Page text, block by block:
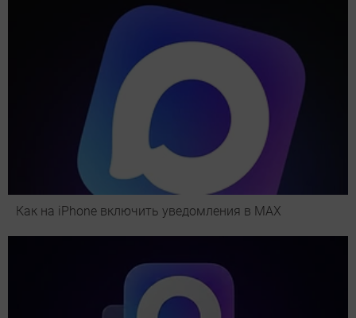
Как на iPhone включить уведомления в MAX